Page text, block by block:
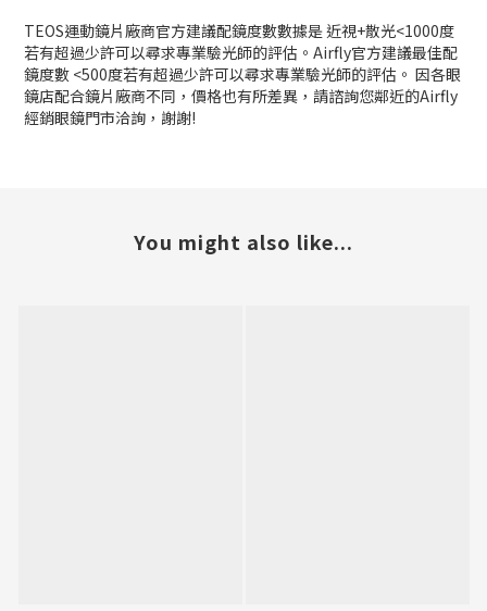
TEOS運動鏡片廠商官方建議配鏡度數數據是 近視+散光<1000度
若有超過少許可以尋求專業驗光師的評估。​Airfly官方建議最佳配
鏡度數 <500度若有超過少許可以尋求專業驗光師的評估。 因各眼
鏡店配合鏡片廠商不同，價格也有所差異，請諮詢您鄰近的Airfly
經銷眼鏡門市洽詢，謝謝!​
You might also like...